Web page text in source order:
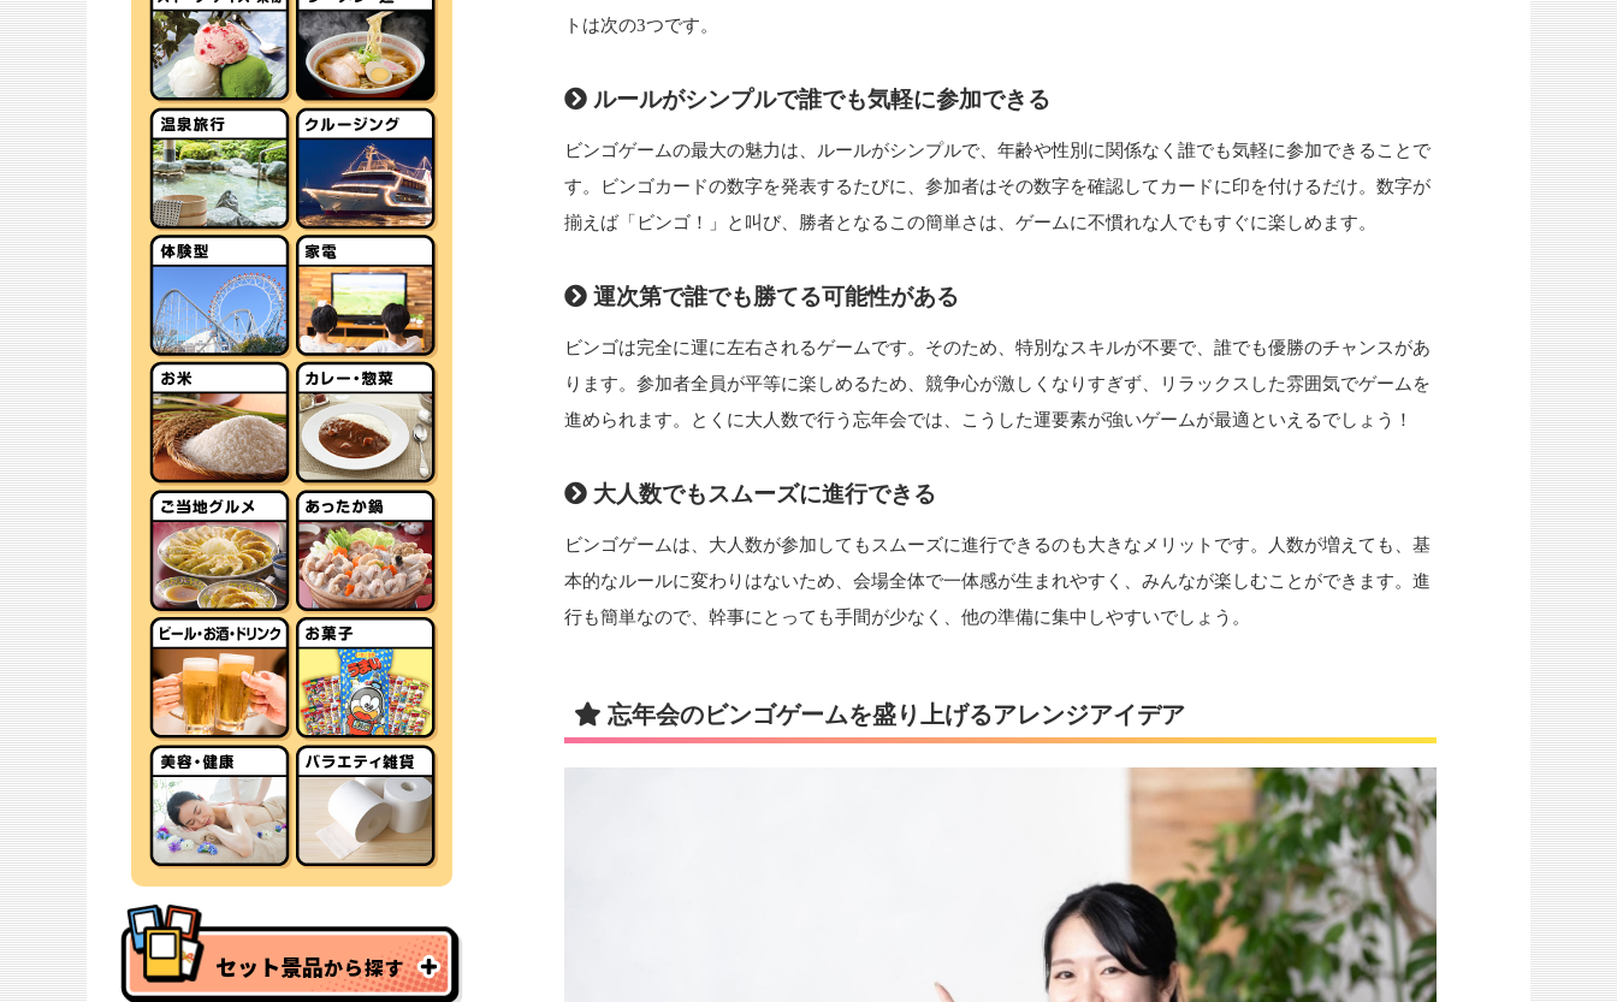
セット景品から探す
トは次の3つです。
ルールがシンプルで誰でも気軽に参加できる
ビンゴゲームの最大の魅力は、ルールがシンプルで、年齢や性別に関係なく誰でも気軽に参加できることで
す。ビンゴカードの数字を発表するたびに、参加者はその数字を確認してカードに印を付けるだけ。数字が
揃えば「ビンゴ！」と叫び、勝者となるこの簡単さは、ゲームに不慣れな人でもすぐに楽しめます。
運次第で誰でも勝てる可能性がある
ビンゴは完全に運に左右されるゲームです。そのため、特別なスキルが不要で、誰でも優勝のチャンスがあ
ります。参加者全員が平等に楽しめるため、競争心が激しくなりすぎず、リラックスした雰囲気でゲームを
進められます。とくに大人数で行う忘年会では、こうした運要素が強いゲームが最適といえるでしょう！
大人数でもスムーズに進行できる
ビンゴゲームは、大人数が参加してもスムーズに進行できるのも大きなメリットです。人数が増えても、基
本的なルールに変わりはないため、会場全体で一体感が生まれやすく、みんなが楽しむことができます。進
行も簡単なので、幹事にとっても手間が少なく、他の準備に集中しやすいでしょう。
忘年会のビンゴゲームを盛り上げるアレンジアイデア